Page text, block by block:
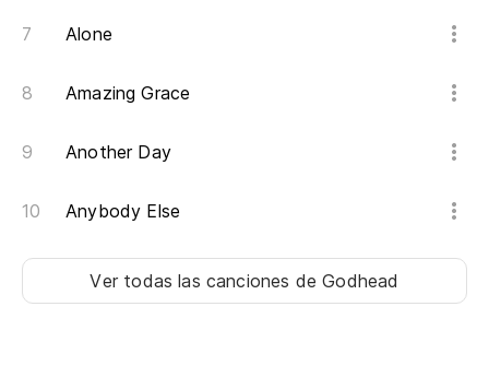
Alone
Amazing Grace
Another Day
Anybody Else
Ver todas las canciones de Godhead